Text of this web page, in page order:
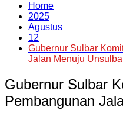
Home
2025
Agustus
12
Gubernur Sulbar
Jalan Menuju
Gubernur Sulbar
Pembangunan